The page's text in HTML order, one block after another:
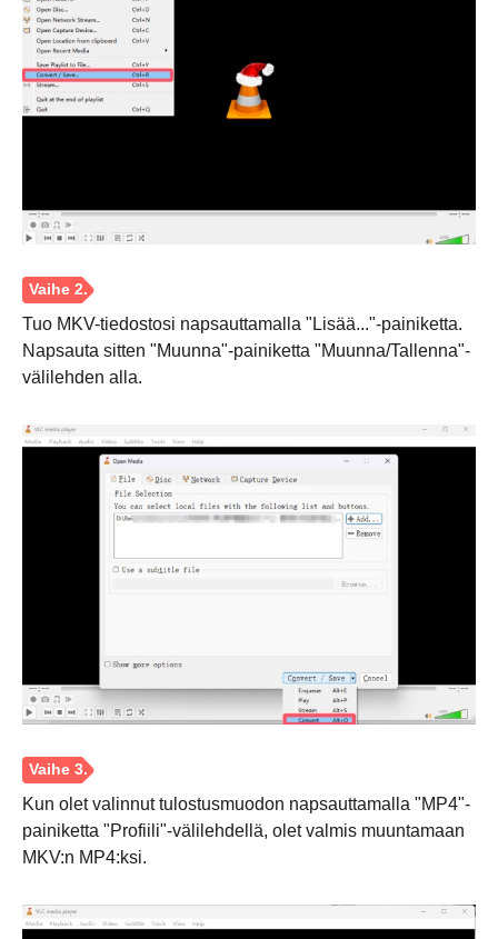
Vaihe 1.
Tuo MKV-tiedostosi napsauttamalla "Lisää..."-painiketta.
Napsauta sitten "Muunna"-painiketta "Muunna/Tallenna"-
välilehden alla.
Kun olet valinnut tulostusmuodon napsauttamalla "MP4"-
painiketta "Profiili"-välilehdellä, olet valmis muuntamaan
MKV:n MP4:ksi.